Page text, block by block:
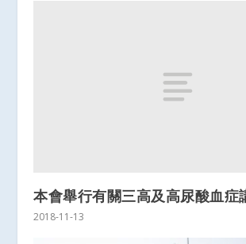
本會舉行有關三高及高尿酸血症
2018-11-13